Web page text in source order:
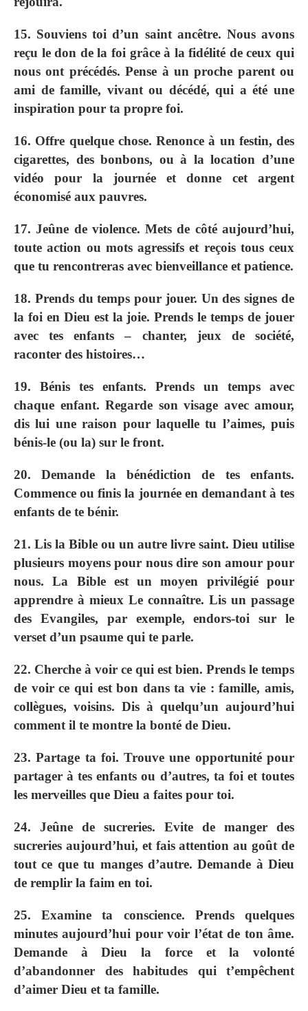
15. Souviens toi d’un saint ancêtre. Nous avons
reçu le don de la foi grâce à la fidélité de ceux qui
nous ont précédés. Pense à un proche parent ou
ami de famille, vivant ou décédé, qui a été une
inspiration pour ta propre foi.
16. Offre quelque chose. Renonce à un festin, des
cigarettes, des bonbons, ou à la location d’une
vidéo pour la journée et donne cet argent
économisé aux pauvres.
17. Jeûne de violence. Mets de côté aujourd’hui,
toute action ou mots agressifs et reçois tous ceux
que tu rencontreras avec bienveillance et patience.
18. Prends du temps pour jouer. Un des signes de
la foi en Dieu est la joie. Prends le temps de jouer
avec tes enfants – chanter, jeux de société,
raconter des histoires…
19. Bénis tes enfants. Prends un temps avec
chaque enfant. Regarde son visage avec amour,
dis lui une raison pour laquelle tu l’aimes, puis
bénis-le (ou la) sur le front.
20. Demande la bénédiction de tes enfants.
Commence ou finis la journée en demandant à tes
enfants de te bénir.
21. Lis la Bible ou un autre livre saint. Dieu utilise
plusieurs moyens pour nous dire son amour pour
nous. La Bible est un moyen privilégié pour
apprendre à mieux Le connaître. Lis un passage
des Evangiles, par exemple, endors-toi sur le
verset d’un psaume qui te parle.
22. Cherche à voir ce qui est bien. Prends le temps
de voir ce qui est bon dans ta vie : famille, amis,
collègues, voisins. Dis à quelqu’un aujourd’hui
comment il te montre la bonté de Dieu.
23. Partage ta foi. Trouve une opportunité pour
partager à tes enfants ou d’autres, ta foi et toutes
les merveilles que Dieu a faites pour toi.
24. Jeûne de sucreries. Evite de manger des
sucreries aujourd’hui, et fais attention au goût de
tout ce que tu manges d’autre. Demande à Dieu
de remplir la faim en toi.
25. Examine ta conscience. Prends quelques
minutes aujourd’hui pour voir l’état de ton âme.
Demande à Dieu la force et la volonté
d’abandonner des habitudes qui t’empêchent
d’aimer Dieu et ta famille.